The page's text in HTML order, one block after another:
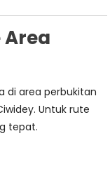
Area
di area perbukitan
Untuk rute
tepat.